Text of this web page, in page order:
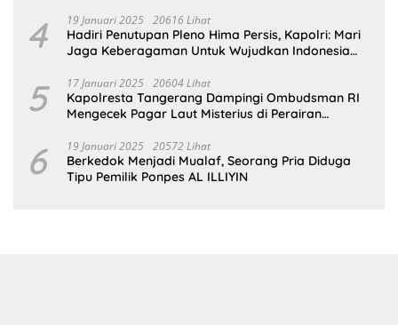
4 19 Januari 2025 20616 Lihat
Hadiri Penutupan Pleno Hima Persis, Kapolri: Mari
Jaga Keberagaman Untuk Wujudkan Indonesia
5 17 Januari 2025 20604 Lihat
Kapolresta Tangerang Dampingi Ombudsman RI
Mengecek Pagar Laut Misterius di Perairan
6 19 Januari 2025 20572 Lihat
Berkedok Menjadi Mualaf, Seorang Pria Diduga
Tipu Pemilik Ponpes AL ILLIYIN